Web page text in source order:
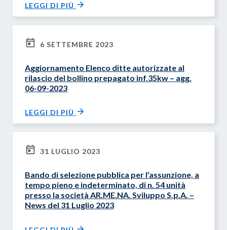
LEGGI DI PIÙ
6 SETTEMBRE 2023
Aggiornamento Elenco ditte autorizzate al
rilascio del bollino prepagato inf.35kw – agg.
06-09-2023
LEGGI DI PIÙ
31 LUGLIO 2023
Bando di selezione pubblica per l’assunzione, a
tempo pieno e indeterminato, di n. 54 unità
presso la società AR.ME.NA. Sviluppo S.p.A. –
News del 31 Luglio 2023